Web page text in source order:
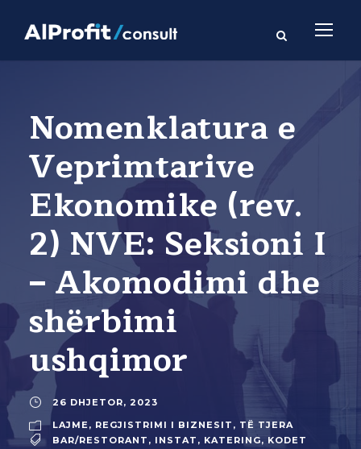
Nomenklatura e
Veprimtarive
Ekonomike (rev.
2) NVE: Seksioni I
– Akomodimi dhe
shërbimi
ushqimor
26 DHJETOR, 2023
LAJME, REGJISTRIMI I BIZNESIT , TË TJERA
BAR/RESTORANT , INSTAT , KATERING, KODET